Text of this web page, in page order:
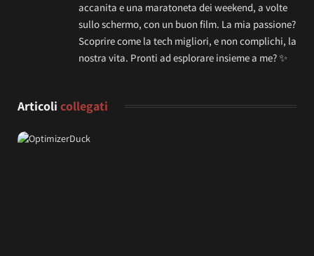
accanita e una maratoneta dei weekend, a volte
sullo schermo, con un buon film. La mia passione?
Scoprire come la tech migliori, e non complichi, la
nostra vita. Pronti ad esplorare insieme a me? ✨
Articoli collegati